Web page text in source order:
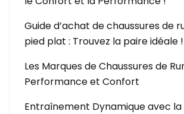
Guide d’achat de chaussures de
pied plat : Trouvez la paire idéale !
Les Marques de Chaussures de
Performance et Confort
Entraînement Dynamique avec